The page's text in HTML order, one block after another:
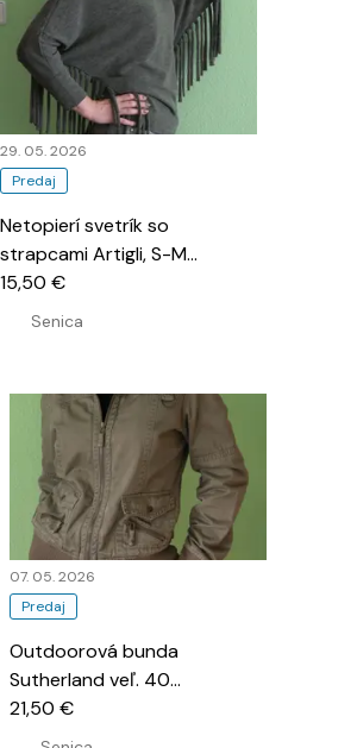
Predaj
29. 05. 2026
Netopierí svetrík so
strapcami Artigli, S-M…
Senica
15,50 €
Predaj
07. 05. 2026
Outdoorová bunda
Sutherland veľ. 40…
21,50 €